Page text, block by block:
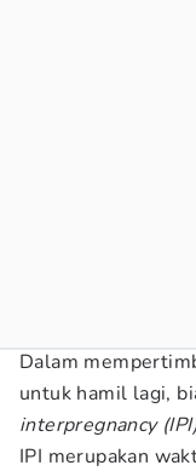
Dalam
untuk hamil lagi,
interpregnancy
IPI merupakan